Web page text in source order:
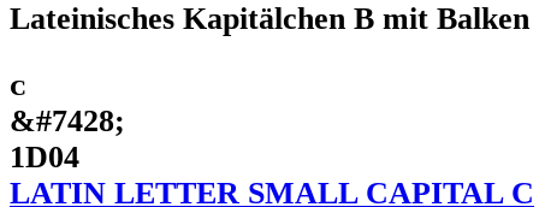
Lateinisches Kapitälchen B mit Balken
ᴄ
&#7428;
1D04
LATIN LETTER SMALL CAPITAL C